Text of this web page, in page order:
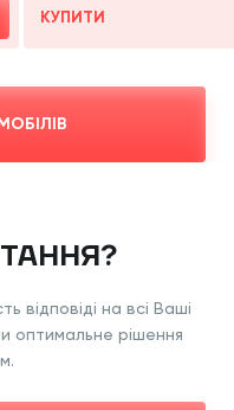
КУПИТИ
відповіді на всі Ваші
оптимальне рішення